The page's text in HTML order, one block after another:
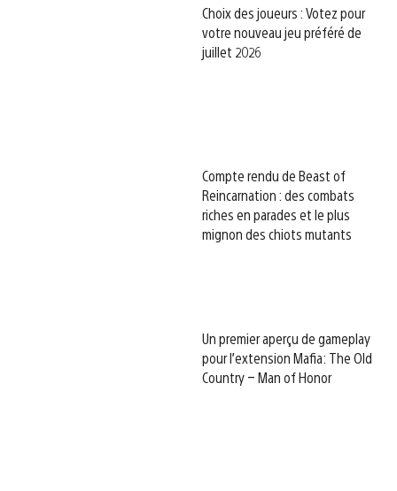
Choix des joueurs : Votez pour
votre nouveau jeu préféré de
juillet 2026
Compte rendu de Beast of
Reincarnation : des combats
riches en parades et le plus
mignon des chiots mutants
Un premier aperçu de gameplay
pour l’extension Mafia: The Old
Country – Man of Honor